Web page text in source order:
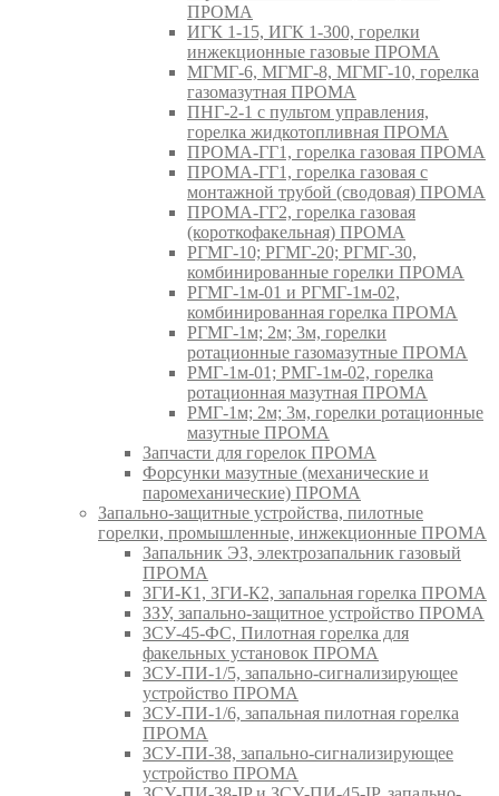
ПРОМА
ИГК 1-15, ИГК 1-300, горелки
инжекционные газовые ПРОМА
МГМГ-6, МГМГ-8, МГМГ-10, горелка
газомазутная ПРОМА
ПНГ-2-1 с пультом управления,
горелка жидкотопливная ПРОМА
ПРОМА-ГГ1, горелка газовая ПРОМА
ПРОМА-ГГ1, горелка газовая с
монтажной трубой (сводовая) ПРОМА
ПРОМА-ГГ2, горелка газовая
(короткофакельная) ПРОМА
РГМГ-10; РГМГ-20; РГМГ-30,
комбинированные горелки ПРОМА
РГМГ-1м-01 и РГМГ-1м-02,
комбинированная горелка ПРОМА
РГМГ-1м; 2м; 3м, горелки
ротационные газомазутные ПРОМА
РМГ-1м-01; РМГ-1м-02, горелка
ротационная мазутная ПРОМА
РМГ-1м; 2м; 3м, горелки ротационные
мазутные ПРОМА
Запчасти для горелок ПРОМА
Форсунки мазутные (механические и
паромеханические) ПРОМА
Запально-защитные устройства, пилотные
горелки, промышленные, инжекционные ПРОМА
Запальник ЭЗ, электрозапальник газовый
ПРОМА
ЗГИ-К1, ЗГИ-К2, запальная горелка ПРОМА
ЗЗУ, запально-защитное устройство ПРОМА
ЗСУ-45-ФС, Пилотная горелка для
факельных установок ПРОМА
ЗСУ-ПИ-1/5, запально-сигнализирующее
устройство ПРОМА
ЗСУ-ПИ-1/6, запальная пилотная горелка
ПРОМА
ЗСУ-ПИ-38, запально-сигнализирующее
устройство ПРОМА